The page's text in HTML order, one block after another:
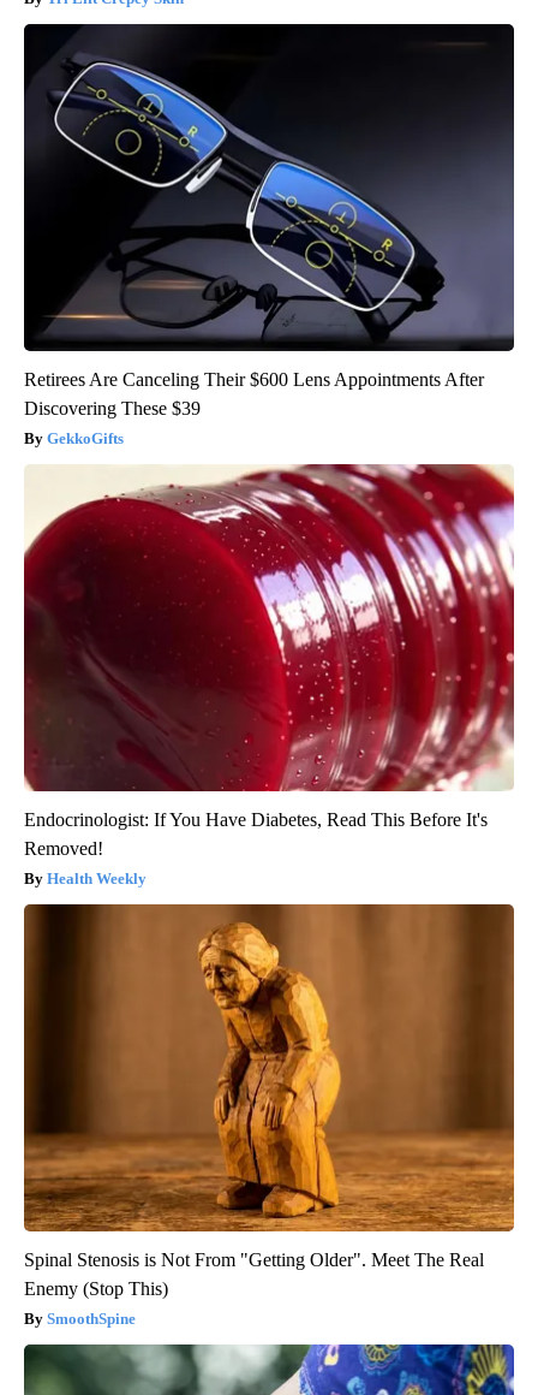
Retirees Are Canceling Their $600 Lens Appointments After
Discovering These $39
GekkoGifts
Endocrinologist: If You Have Diabetes, Read This Before It's
Removed!
Health Weekly
Spinal Stenosis is Not From "Getting Older". Meet The Real
Enemy (Stop This)
SmoothSpine